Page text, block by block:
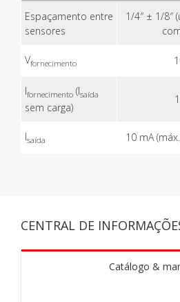
Espaçamento entre
sensores
1/4″ ± 1/8″
Vfornecimento
Ifornecimento (Isaída
sem carga)
Isaída 10 mA
CENTRAL DE
Catálogo &